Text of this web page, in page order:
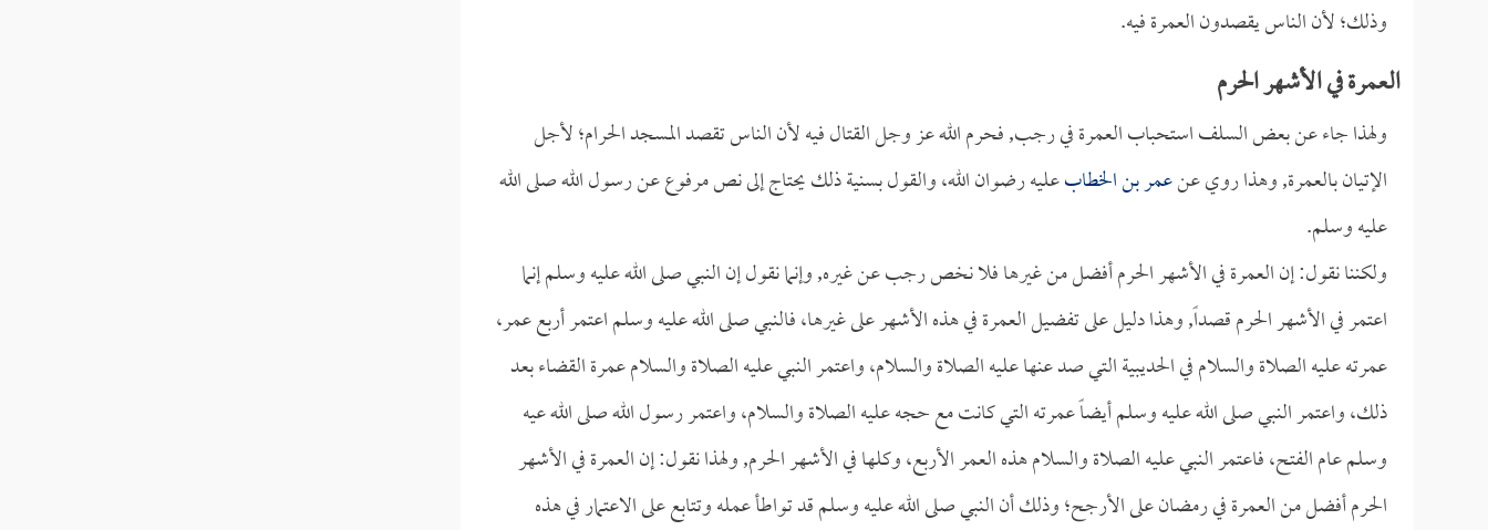
وذلك؛ لأن الناس يقصدون العمرة فيه.
العمرة في الأشهر الحرم
ولهذا جاء عن بعض السلف استحباب العمرة في رجب, فحرم الله عز وجل القتال فيه لأن الناس تقصد المسجد الحرام؛ لأجل
الإتيان بالعمرة, وهذا روي عنعمر بن الخطابعليه رضوان الله، والقول بسنية ذلك يحتاج إلى نص مرفوع عن رسول الله صلى الله
عليه وسلم.
ولكننا نقول: إن العمرة في الأشهر الحرم أفضل من غيرها فلا نخص رجب عن غيره, وإنما نقول إن النبي صلى الله عليه وسلم إنما
اعتمر في الأشهر الحرم قصداً, وهذا دليل على تفضيل العمرة في هذه الأشهر على غيرها، فالنبي صلى الله عليه وسلم اعتمر أربع عمر،
عمرته عليه الصلاة والسلام في الحديبية التي صد عنها عليه الصلاة والسلام، واعتمر النبي عليه الصلاة والسلام عمرة القضاء بعد
ذلك، واعتمر النبي صلى الله عليه وسلم أيضاً عمرته التي كانت مع حجه عليه الصلاة والسلام، واعتمر رسول الله صلى الله عيه
وسلم عام الفتح، فاعتمر النبي عليه الصلاة والسلام هذه العمر الأربع، وكلها في الأشهر الحرم, ولهذا نقول: إن العمرة في الأشهر
الحرم أفضل من العمرة في رمضان على الأرجح؛ وذلك أن النبي صلى الله عليه وسلم قد تواطأ عمله وتتابع على الاعتمار في هذه